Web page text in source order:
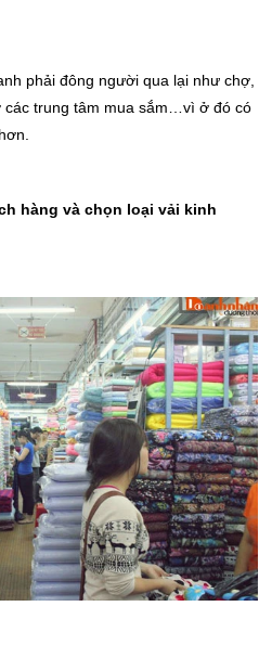
phải đông người qua lại như chợ,
trung tâm mua sắm…vì ở đó có
hàng và chọn loại vải kinh